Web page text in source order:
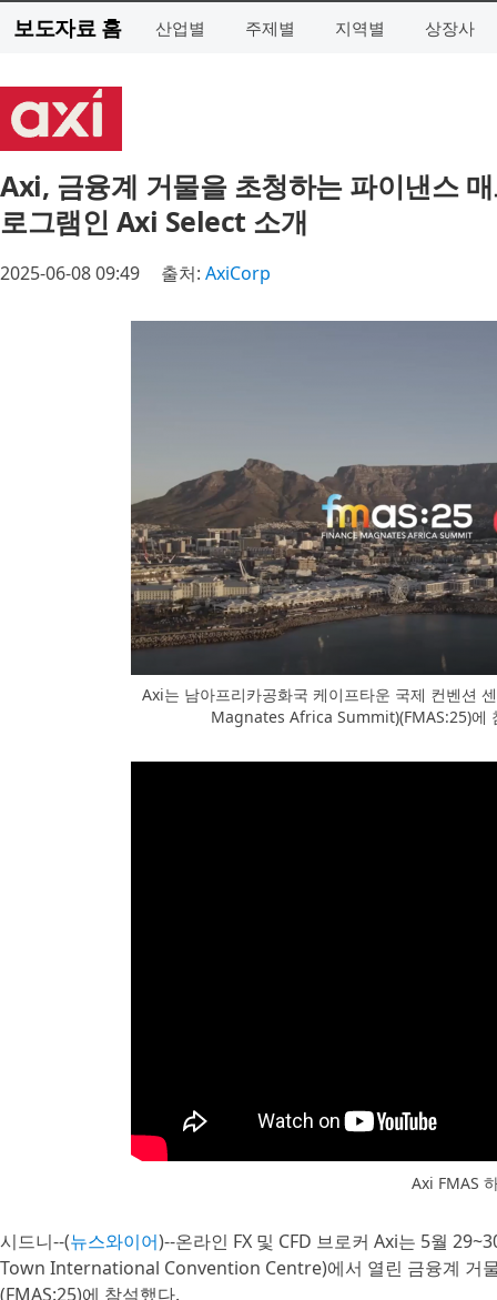
보도자료 홈 산업별 주제별 지역별 상장사
Axi, 금융계 거물을 초청하는 파이낸스
로그램인 Axi Select 소개
2025-06-08 09:49 출처: AxiCorp
Axi는 남아프리카공화국 케이프타운 국제 컨벤션
Magnates Africa Summit)(FMAS:25)에
Axi FMAS
시드니--(뉴스와이어)--온라인 FX 및 CFD 브로커 Axi는 5월
Town International Convention Centre)에서 열린 금융계 거
(FMAS:25)에 참석했다.